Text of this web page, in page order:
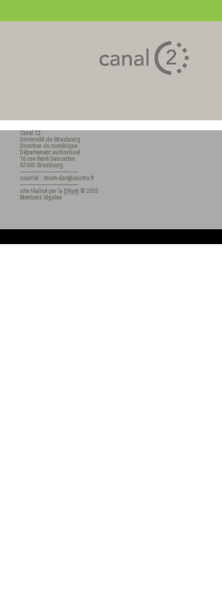
Canal C2
Université de Strasbourg
Direction du numérique
Département audiovisuel
16 rue René Descartes
67000 Strasbourg
---------------------------------------
courriel : dnum-dav@unistra.fr
---------------------------------------
site réalisé par la DNum © 2015
Mentions légales